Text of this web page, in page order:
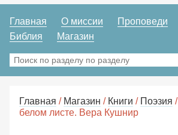
Главная О миссии Проповеди
Библия
Магазин
Главная / Магазин / Книги / Поэзия
белом листе. Вера Кушнир